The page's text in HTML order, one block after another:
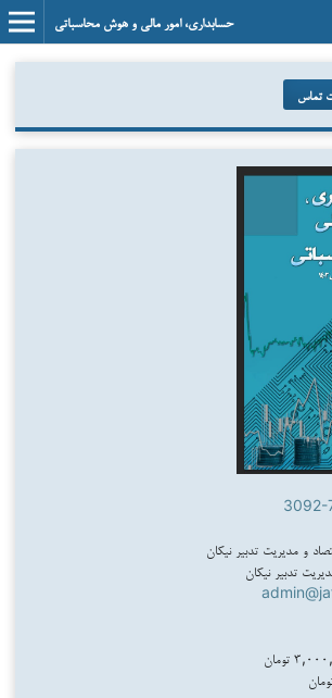
حسابداری، امور مالی و هوش محاسباتی
تماس
3092-
و مدیریت تدبیر نیکان
تدبیر نیکان